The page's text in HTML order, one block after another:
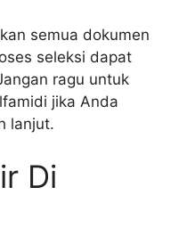
semua dokumen
seleksi dapat
ragu untuk
jika Anda
lanjut.
Di